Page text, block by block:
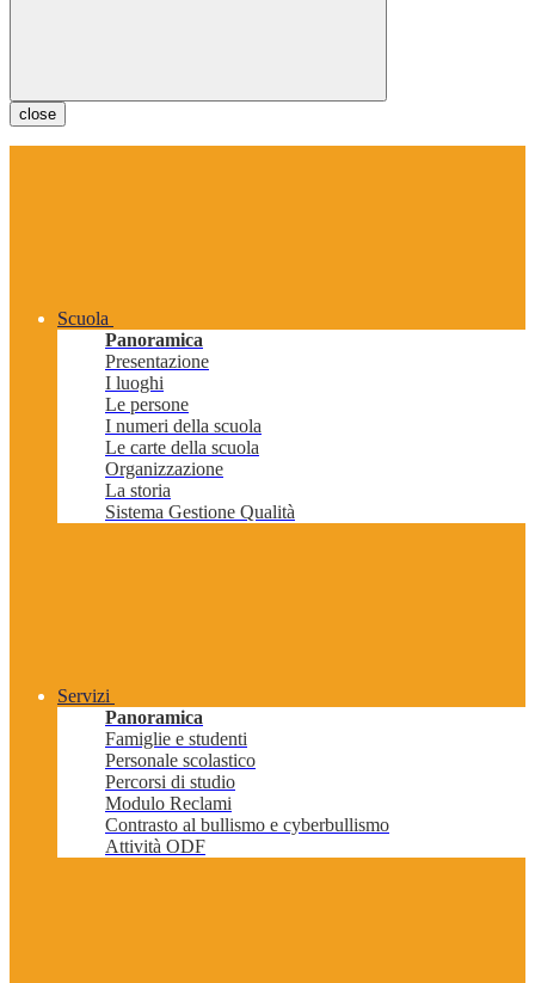
close
Scuola
Panoramica
Presentazione
I luoghi
Le persone
I numeri della scuola
Le carte della scuola
Organizzazione
La storia
Sistema Gestione Qualità
Servizi
Panoramica
Famiglie e studenti
Personale scolastico
Percorsi di studio
Modulo Reclami
Contrasto al bullismo e cyberbullismo
Attività ODF